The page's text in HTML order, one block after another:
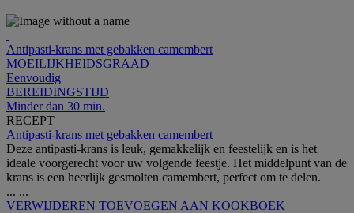
Antipasti-krans met gebakken camembert
MOEILIJKHEIDSGRAAD
Eenvoudig
BEREIDINGSTIJD
Minder dan 30 min.
RECEPT
Antipasti-krans met gebakken camembert
Deze antipasti-krans is leuk, gemakkelijk en feestelijk en is het
ideale voorgerecht voor uw volgende feestje. Het middelpunt van de
krans is een heerlijk gesmolten camembert, perfect om te delen.
... ...
VERWIJDEREN TOEVOEGEN AAN KOOKBOEK